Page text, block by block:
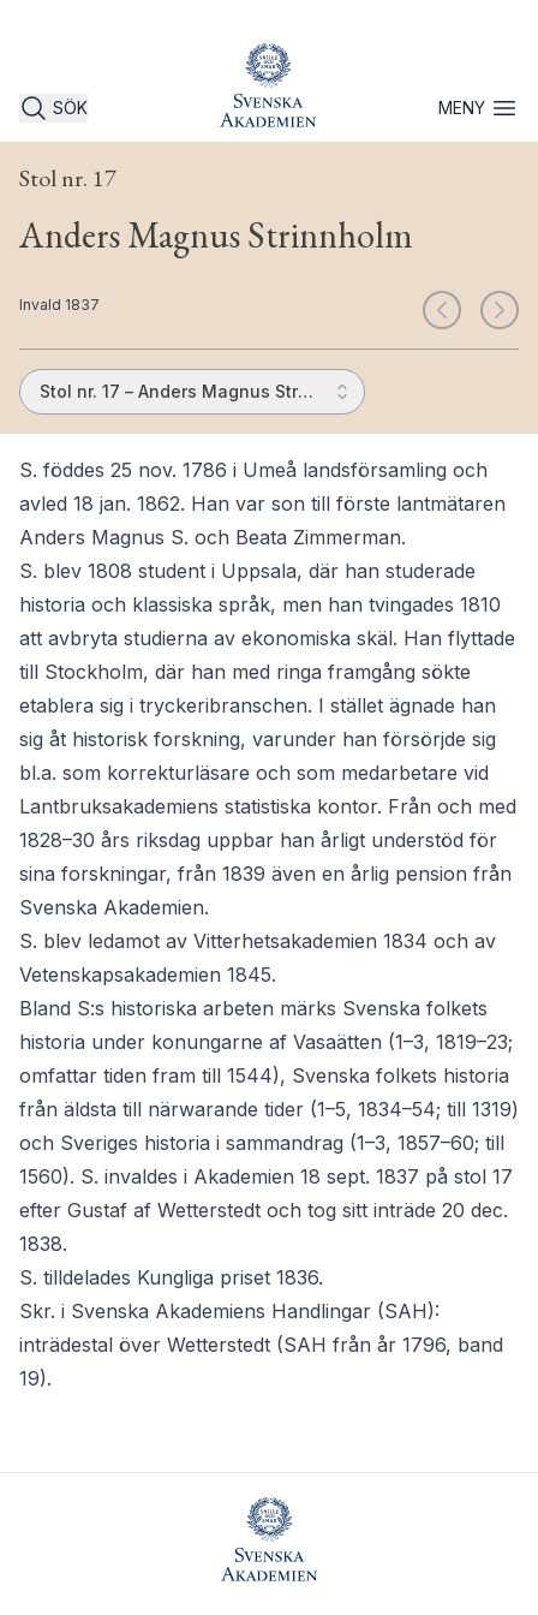
SÖK MENYÖppna
Stol nr. 17
Anders Magnus Strinnholm
Invald 1837
Stol nr. 17 – Anders Magnus Strinnholm
S. föddes 25 nov. 1786 i Umeå landsförsamling och
avled 18 jan. 1862. Han var son till förste lantmätaren
Anders Magnus S. och Beata Zimmerman.
S. blev 1808 student i Uppsala, där han studerade
historia och klassiska språk, men han tvingades 1810
att avbryta studierna av ekonomiska skäl. Han flyttade
till Stockholm, där han med ringa framgång sökte
etablera sig i tryckeribranschen. I stället ägnade han
sig åt historisk forskning, varunder han försörjde sig
bl.a. som korrekturläsare och som medarbetare vid
Lantbruksakademiens statistiska kontor. Från och med
1828–30 års riksdag uppbar han årligt understöd för
sina forskningar, från 1839 även en årlig pension från
Svenska Akademien.
S. blev ledamot av Vitterhetsakademien 1834 och av
Vetenskapsakademien 1845.
Bland S:s historiska arbeten märks Svenska folkets
historia under konungarne af Vasaätten (1–3, 1819–23;
omfattar tiden fram till 1544), Svenska folkets historia
från äldsta till närwarande tider (1–5, 1834–54; till 1319)
och Sveriges historia i sammandrag (1–3, 1857–60; till
1560). S. invaldes i Akademien 18 sept. 1837 på stol 17
efter Gustaf af Wetterstedt och tog sitt inträde 20 dec.
1838.
S. tilldelades Kungliga priset 1836.
Skr. i Svenska Akademiens Handlingar (SAH):
inträdestal över Wetterstedt (SAH från år 1796, band
19).